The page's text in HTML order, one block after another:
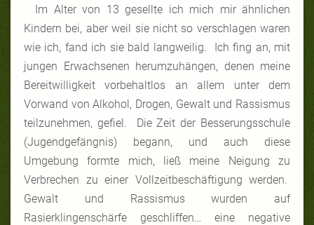
Im Alter von 13 gesellte ich mich mir ähnlichen
Kindern bei, aber weil sie nicht so verschlagen waren
wie ich, fand ich sie bald langweilig. Ich fing an, mit
jungen Erwachsenen herumzuhängen, denen meine
Bereitwilligkeit vorbehaltlos an allem unter dem
Vorwand von Alkohol, Drogen, Gewalt und Rassismus
teilzunehmen, gefiel. Die Zeit der Besserungsschule
(Jugendgefängnis) begann, und auch diese
Umgebung formte mich, ließ meine Neigung zu
Verbrechen zu einer Vollzeitbeschäftigung werden.
Gewalt und Rassismus wurden auf
Rasierklingenschärfe geschliffen… eine negative